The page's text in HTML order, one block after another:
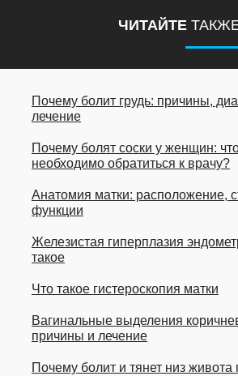
ЧИТАЙТЕ
Почему болит грудь: причины,
лечение
Почему болят соски у женщин:
необходимо обратиться к врачу?
Анатомия матки: расположение,
функции
Железистая гиперплазия
такое
Что такое гистероскопия матки
Вагинальные выделения
причины и лечение
Почему болит и тянет низ